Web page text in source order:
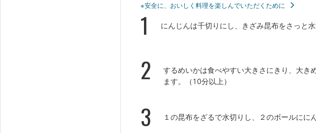
※安全に、おいしく料理を楽しんでいただくために
1 にんじんは千切りにし、きざみ昆布をさっと
2
するめいかは食べやすい大きさにきり、大き
ます。（10分以上）
3 １の昆布をざるで水切りし、２のボールにに